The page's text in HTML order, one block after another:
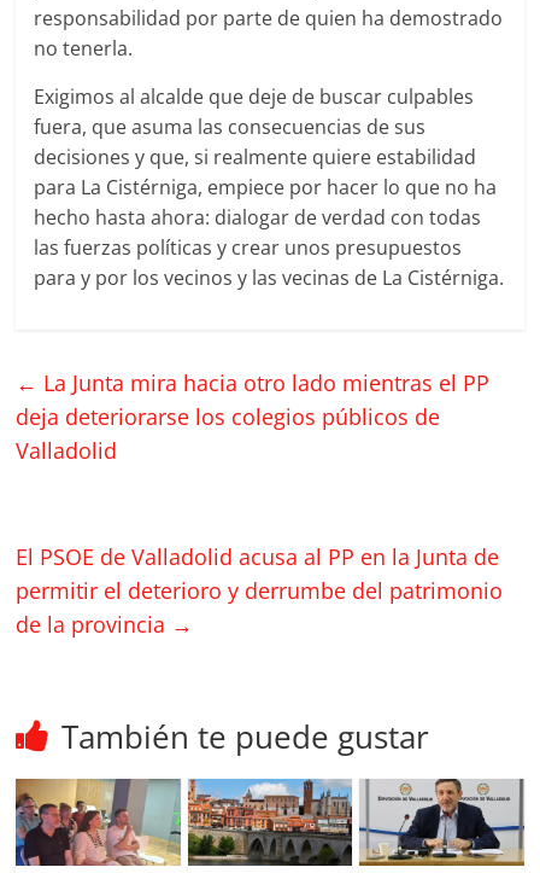
responsabilidad por parte de quien ha demostrado
no tenerla.
Exigimos al alcalde que deje de buscar culpables
fuera, que asuma las consecuencias de sus
decisiones y que, si realmente quiere estabilidad
para La Cistérniga, empiece por hacer lo que no ha
hecho hasta ahora: dialogar de verdad con todas
las fuerzas políticas y crear unos presupuestos
para y por los vecinos y las vecinas de La Cistérniga.
← La Junta mira hacia otro lado mientras el PP
deja deteriorarse los colegios públicos de
Valladolid
El PSOE de Valladolid acusa al PP en la Junta de
permitir el deterioro y derrumbe del patrimonio
de la provincia →
También te puede gustar